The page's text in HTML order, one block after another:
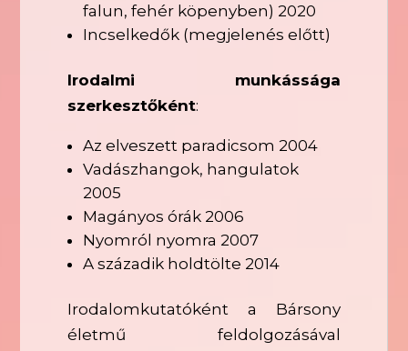
falun, fehér köpenyben) 2020
Incselkedők (megjelenés előtt)
Irodalmi munkássága
szerkesztőként:
Az elveszett paradicsom 2004
Vadászhangok, hangulatok
2005
Magányos órák 2006
Nyomról nyomra 2007
A századik holdtölte 2014
Irodalomkutatóként a Bársony
életmű feldolgozásával